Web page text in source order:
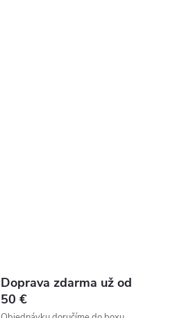
Doprava zdarma už od
50 €